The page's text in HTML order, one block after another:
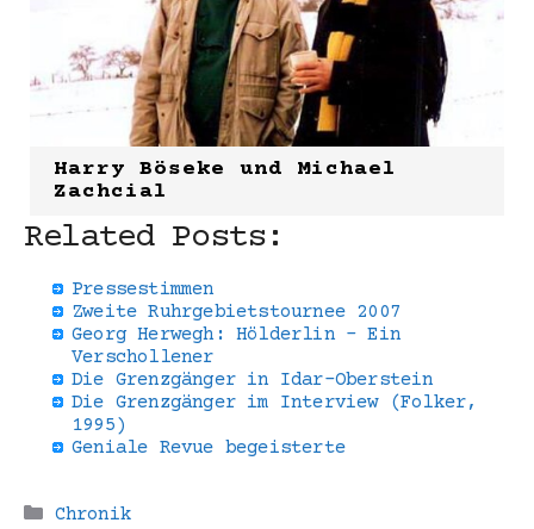
Harry Böseke und Michael
Zachcial
Related Posts:
Pressestimmen
Zweite Ruhrgebietstournee 2007
Georg Herwegh: Hölderlin - Ein
Verschollener
Die Grenzgänger in Idar-Oberstein
Die Grenzgänger im Interview (Folker,
1995)
Geniale Revue begeisterte
Kategorien
Chronik